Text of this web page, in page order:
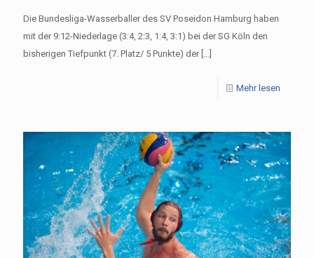
Die Bundesliga-Wasserballer des SV Poseidon Hamburg haben
mit der 9:12-Niederlage (3:4, 2:3, 1:4, 3:1) bei der SG Köln den
bisherigen Tiefpunkt (7. Platz/ 5 Punkte) der[…]
Mehr lesen